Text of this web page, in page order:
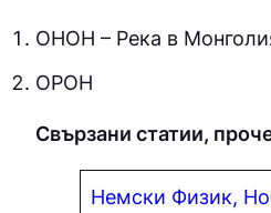
ОНOН – Река в
ОРОН
Свързани статии,
Немски Физик,